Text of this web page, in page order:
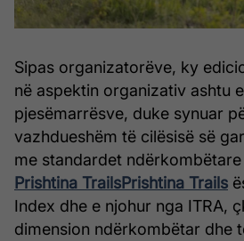
Sipas organizatorëve, ky
në aspektin organizativ ashtu
pjesëmarrësve, duke synuar
vazhdueshëm të cilësisë së
me standardet
Prishtina TrailsPrishtina Trails
Index dhe e njohur nga ITRA,
dimension ndërkombëtar dhe